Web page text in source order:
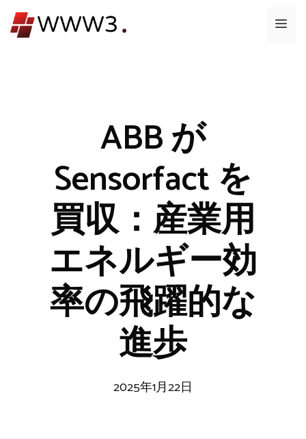
ン
メ
ABB が
Sensorfact を
買収：産業用
エネルギー効
率の飛躍的な
進歩
2025年1月22日